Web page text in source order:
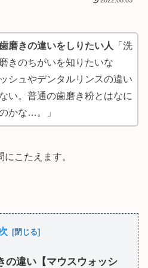
磨きの違いをしりたい人 「洗
きのちがいを知りたいな
シュやデンタルリンスの違い
い。普通の歯磨き粉とはなに
かな…。」
こたえます。
の違い【マウスウォッシ